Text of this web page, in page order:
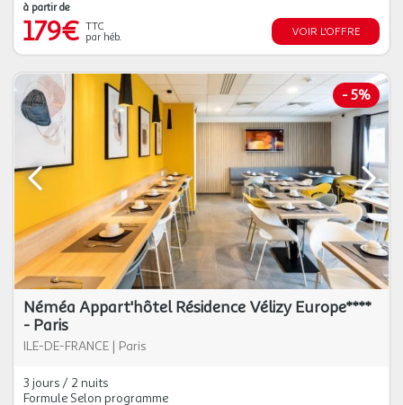
à partir de
179€ TTC
par héb.
VOIR L'OFFRE
- 5%
Néméa Appart'hôtel Résidence Vélizy Europe****
- Paris
ILE-DE-FRANCE | Paris
3 jours / 2 nuits
Formule Selon programme